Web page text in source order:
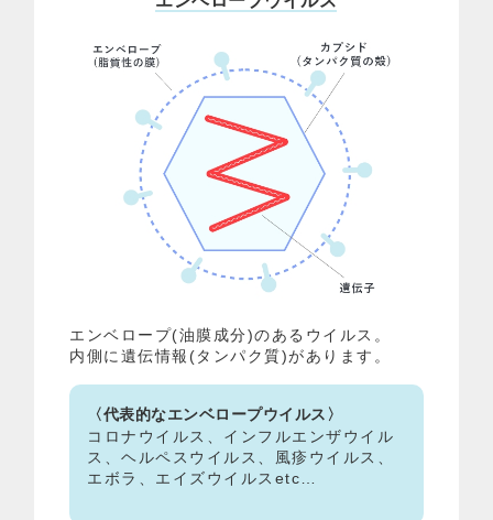
エンベロープ(油膜成分)のあるウイルス。
内側に遺伝情報(タンパク質)があります。
〈代表的なエンベロープウイルス〉
コロナウイルス、インフルエンザウイル
ス、ヘルペスウイルス、風疹ウイルス、
エボラ、エイズウイルスetc…